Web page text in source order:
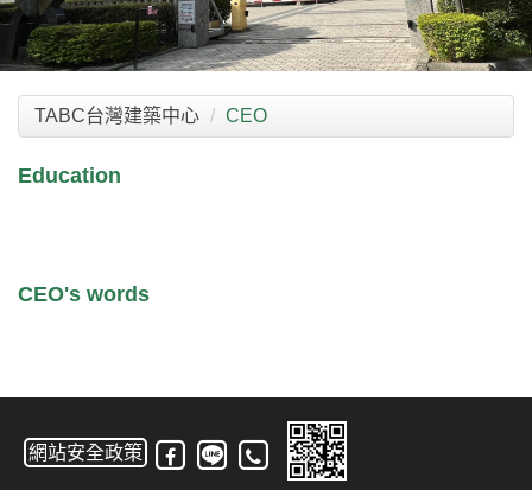
TABC台灣建築中心 CEO
Education
CEO's words
網站安全政策